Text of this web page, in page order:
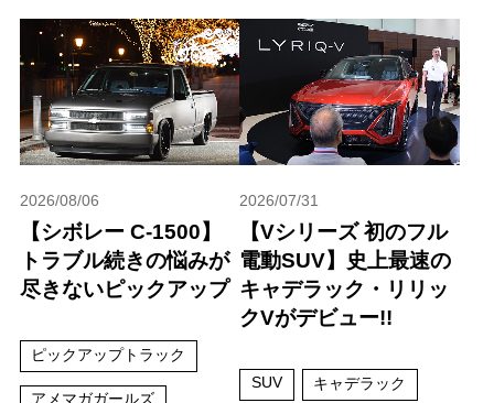
2026/08/06
【シボレー C-1500】
トラブル続きの悩みが
尽きないピックアップ
ピックアップトラック
アメマガガールズ
2026/07/31
【Vシリーズ 初のフル
電動SUV】史上最速の
キャデラック・リリッ
クVがデビュー!!
SUV キャデラック